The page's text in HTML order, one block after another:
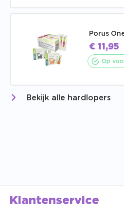
Porus
€ 11,95
Op
Bekijk alle hardlopers
Klantenservice